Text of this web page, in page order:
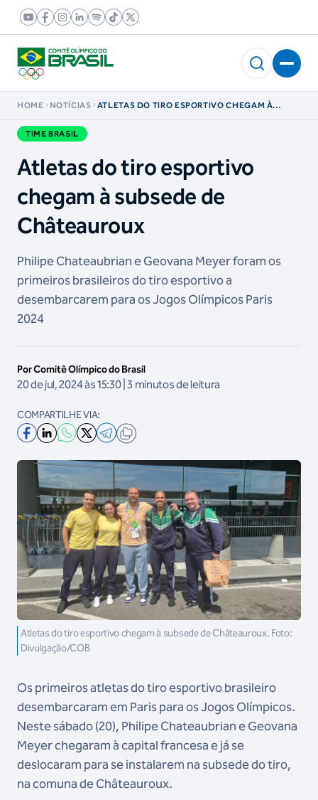
HOME NOTÍCIAS
ATLETAS DO TIRO ESPORTIVO CHEGAM À
TIME BRASIL
Atletas do tiro esportivo
chegam à subsede de
Châteauroux
Philipe Chateaubrian e Geovana Meyer foram os
primeiros brasileiros do tiro esportivo a
desembarcarem para os Jogos Olímpicos Paris
2024
Por Comitê Olímpico do Brasil
20 de jul, 2024 às 15:30 | 3 minutos de leitura
COMPARTILHE VIA:
Atletas do tiro esportivo chegam à subsede de Châteauroux. Foto:
Divulgação/COB
Os primeiros atletas do tiro esportivo brasileiro
desembarcaram em Paris para os Jogos Olímpicos.
Neste sábado (20), Philipe Chateaubrian e Geovana
Meyer chegaram à capital francesa e já se
deslocaram para se instalarem na subsede do tiro,
na comuna de Châteauroux.